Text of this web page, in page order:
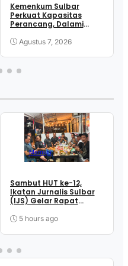
Kemenkum Sulbar
Perkuat Kapasitas
Perancang, Dalami
Pengundangan
Agustus 7, 2026
Mamuju
Sambut HUT ke-12,
Ikatan Jurnalis Sulbar
(IJS) Gelar Rapat
Panitia
5 hours ago